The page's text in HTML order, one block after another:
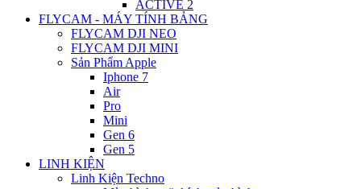
ACTIVE 2
FLYCAM - MÁY TÍNH BẢNG
FLYCAM DJI NEO
FLYCAM DJI MINI
Sản Phẩm Apple
Iphone 7
Air
Pro
Mini
Gen 6
Gen 5
LINH KIỆN
Linh Kiện Techno